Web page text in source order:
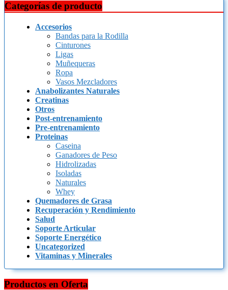
Categorías de producto
Accesorios
Bandas para la Rodilla
Cinturones
Ligas
Muñequeras
Ropa
Vasos Mezcladores
Anabolizantes Naturales
Creatinas
Otros
Post-entrenamiento
Pre-entrenamiento
Proteinas
Caseina
Ganadores de Peso
Hidrolizadas
Isoladas
Naturales
Whey
Quemadores de Grasa
Recuperación y Rendimiento
Salud
Soporte Articular
Soporte Energético
Uncategorized
Vitaminas y Minerales
Productos en Oferta